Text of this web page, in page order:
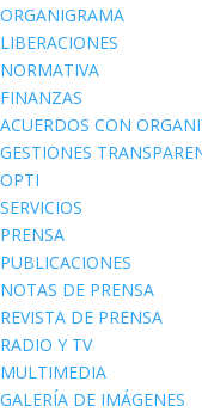
ORGANIGRAMA
LIBERACIONES
NORMATIVA
FINANZAS
ACUERDOS CON
GESTIONES
OPTI
SERVICIOS
PRENSA
PUBLICACIONES
NOTAS DE PRENSA
REVISTA DE PRENSA
RADIO Y TV
MULTIMEDIA
GALERÍA DE IMÁGENES